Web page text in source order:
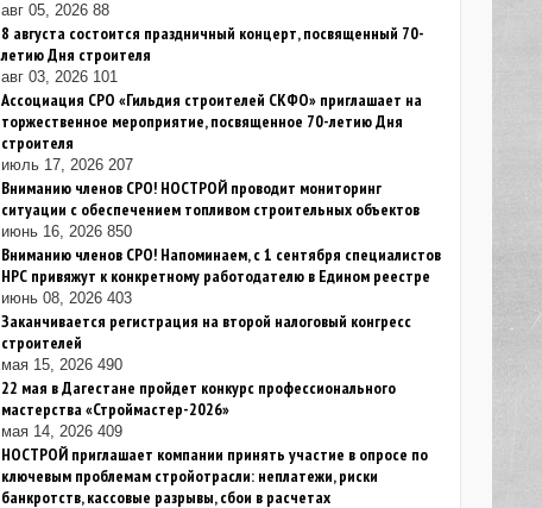
авг 05, 2026 88
8 августа состоится праздничный концерт, посвященный 70-
летию Дня строителя
авг 03, 2026 101
Ассоциация СРО «Гильдия строителей СКФО» приглашает на
торжественное мероприятие, посвященное 70-летию Дня
строителя
июль 17, 2026 207
Вниманию членов СРО! НОСТРОЙ проводит мониторинг
ситуации с обеспечением топливом строительных объектов
июнь 16, 2026 850
Вниманию членов СРО! Напоминаем, с 1 сентября специалистов
НРС привяжут к конкретному работодателю в Едином реестре
июнь 08, 2026 403
Заканчивается регистрация на второй налоговый конгресс
строителей
мая 15, 2026 490
22 мая в Дагестане пройдет конкурс профессионального
мастерства «Строймастер-2026»
мая 14, 2026 409
НОСТРОЙ приглашает компании принять участие в опросе по
ключевым проблемам стройотрасли: неплатежи, риски
банкротств, кассовые разрывы, сбои в расчетах